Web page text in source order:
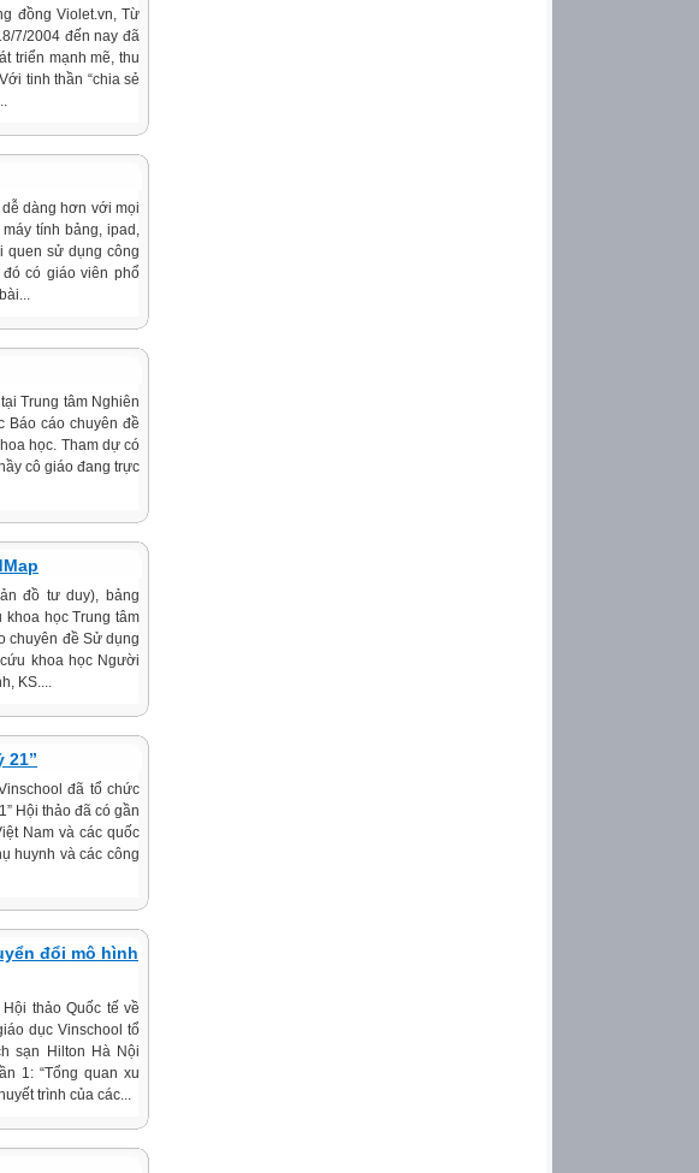
đồng Violet.vn, Từ
7/2004 đến nay đã
triển mạnh mẽ, thu
tinh thần “chia sẻ
dàng hơn với mọi
tính bảng, ipad,
quen sử dụng công
có giáo viên phổ
Trung tâm Nghiên
Báo cáo chuyên đề
học. Tham dự có
cô giáo đang trực
đồ tư duy), bảng
học Trung tâm
chuyên đề Sử dụng
khoa học Người
KS....
21”
đã tổ chức
Hội thảo đã có gần
Nam và các quốc
huynh và các công
đổi mô hình
thảo Quốc tế về
dục Vinschool tổ
sạn Hilton Hà Nội
1: “Tổng quan xu
trình của các...